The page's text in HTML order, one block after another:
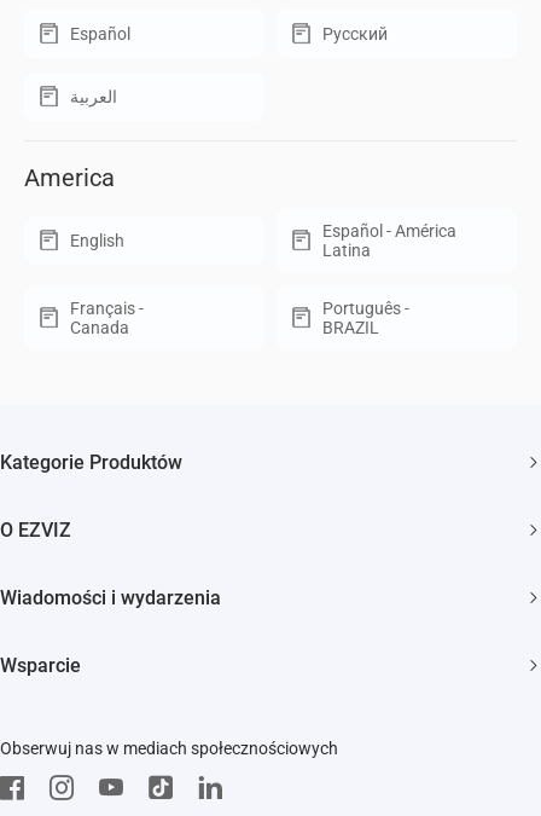
Español Русский
العربية
America
English
Español - América
Latina
Français -
Canada
Português -
BRAZIL
Kategorie Produktów
O EZVIZ
Trust Center
EZVIZ CSR
Wiadomości i wydarzenia
Wsparcie
Pobierz
Obserwuj nas w mediach społecznościowych